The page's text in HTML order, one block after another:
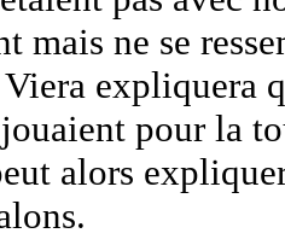
mais ne se
expliquera
pour la
alors